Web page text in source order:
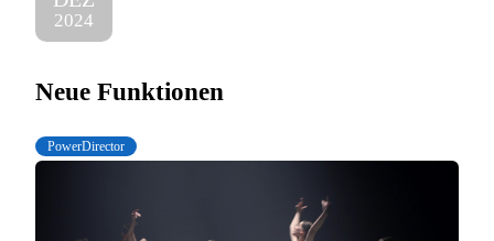
2024
Neue Funktionen
PowerDirector